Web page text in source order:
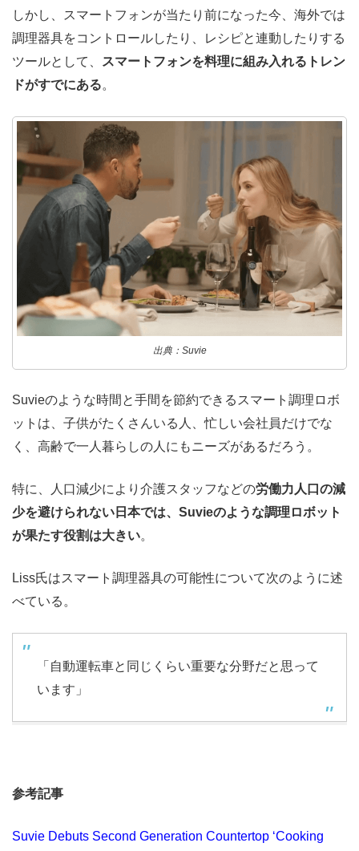
しかし、スマートフォンが当たり前になった今、海外では
調理器具をコントロールしたり、レシピと連動したりする
ツールとして、
スマートフォンを料理に組み入れるトレン
ドがすでにある。
出典：Suvie
Suvieのような時間と手間を節約できるスマート調理ロボ
ットは、子供がたくさんいる人、忙しい会社員だけでな
く、高齢で一人暮らしの人にもニーズがあるだろう。
特に、人口減少により介護スタッフなどの労働力人口の減
少を避けられない日本では、Suvieのような調理ロボット
が果たす役割は大きい。
Liss氏はスマート調理器具の可能性について次のように述
べている。
「自動運転車と同じくらい重要な分野だと思って
います」
参考記事
Suvie Debuts Second Generation Countertop ‘Cooking